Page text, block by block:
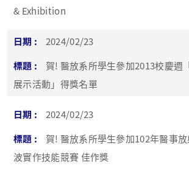
& Exhibition
2024/02/23
賀! 醫放系所學生參加2013校慶週
展示活動」得獎名單
2024/02/23
賀! 醫放系所學生參加102年醫事
波實作技能競賽 佳作獎